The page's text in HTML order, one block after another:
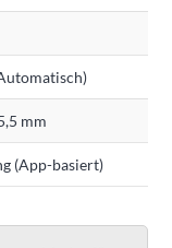
mm
(App-basiert)